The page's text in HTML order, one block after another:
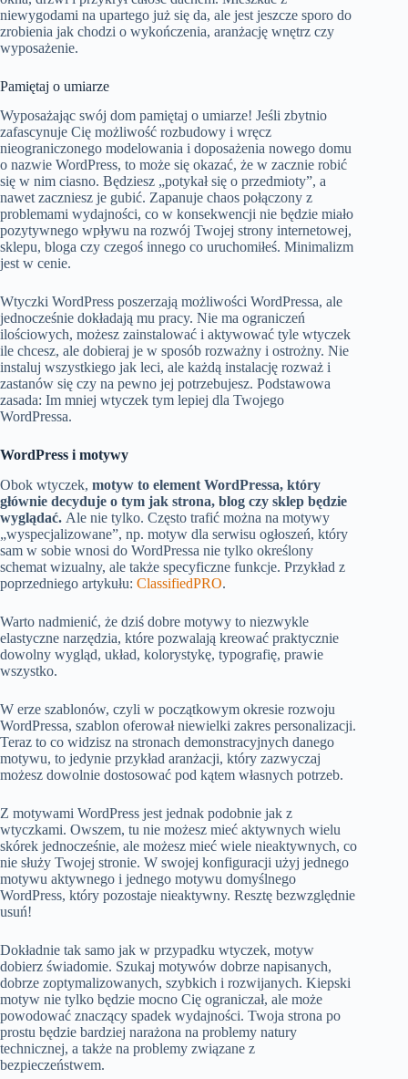
niewygodami na upartego już się da, ale jest jeszcze sporo do
zrobienia jak chodzi o wykończenia, aranżację wnętrz czy
wyposażenie.
Pamiętaj o umiarze
Wyposażając swój dom pamiętaj o umiarze! Jeśli zbytnio
zafascynuje Cię możliwość rozbudowy i wręcz
nieograniczonego modelowania i doposażenia nowego domu
o nazwie WordPress, to może się okazać, że w zacznie robić
się w nim ciasno. Będziesz „potykał się o przedmioty”, a
nawet zaczniesz je gubić. Zapanuje chaos połączony z
problemami wydajności, co w konsekwencji nie będzie miało
pozytywnego wpływu na rozwój Twojej strony internetowej,
sklepu, bloga czy czegoś innego co uruchomiłeś. Minimalizm
jest w cenie.
Wtyczki WordPress poszerzają możliwości WordPressa, ale
jednocześnie dokładają mu pracy. Nie ma ograniczeń
ilościowych, możesz zainstalować i aktywować tyle wtyczek
ile chcesz, ale dobieraj je w sposób rozważny i ostrożny. Nie
instaluj wszystkiego jak leci, ale każdą instalację rozważ i
zastanów się czy na pewno jej potrzebujesz. Podstawowa
zasada: Im mniej wtyczek tym lepiej dla Twojego
WordPressa.
WordPress i motywy
Obok wtyczek, motyw to element WordPressa, który
głównie decyduje o tym jak strona, blog czy sklep będzie
wyglądać. Ale nie tylko. Często trafić można na motywy
„wyspecjalizowane”, np. motyw dla serwisu ogłoszeń, który
sam w sobie wnosi do WordPressa nie tylko określony
schemat wizualny, ale także specyficzne funkcje. Przykład z
poprzedniego artykułu: ClassifiedPRO.
Warto nadmienić, że dziś dobre motywy to niezwykle
elastyczne narzędzia, które pozwalają kreować praktycznie
dowolny wygląd, układ, kolorystykę, typografię, prawie
wszystko.
W erze szablonów, czyli w początkowym okresie rozwoju
WordPressa, szablon oferował niewielki zakres personalizacji.
Teraz to co widzisz na stronach demonstracyjnych danego
motywu, to jedynie przykład aranżacji, który zazwyczaj
możesz dowolnie dostosować pod kątem własnych potrzeb.
Z motywami WordPress jest jednak podobnie jak z
wtyczkami. Owszem, tu nie możesz mieć aktywnych wielu
skórek jednocześnie, ale możesz mieć wiele nieaktywnych, co
nie służy Twojej stronie. W swojej konfiguracji użyj jednego
motywu aktywnego i jednego motywu domyślnego
WordPress, który pozostaje nieaktywny. Resztę bezwzględnie
usuń!
Dokładnie tak samo jak w przypadku wtyczek, motyw
dobierz świadomie. Szukaj motywów dobrze napisanych,
dobrze zoptymalizowanych, szybkich i rozwijanych. Kiepski
motyw nie tylko będzie mocno Cię ograniczał, ale może
powodować znaczący spadek wydajności. Twoja strona po
prostu będzie bardziej narażona na problemy natury
technicznej, a także na problemy związane z
bezpieczeństwem.